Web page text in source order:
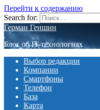
Перейти к содержанию
Search for:
Герман Геншин
Блог об IT-технологиях
Выбор редакции
Компании
Смартфоны
Телефон
База
Карта